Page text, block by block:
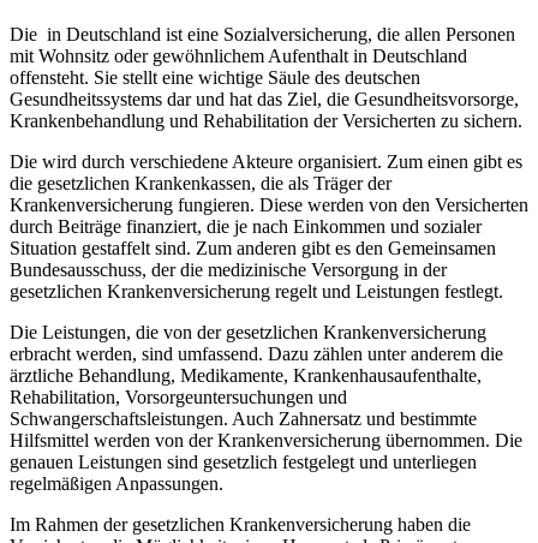
Die ​ in Deutschland‍ ist ‍eine Sozialversicherung, die allen Personen
‍mit Wohnsitz oder gewöhnlichem Aufenthalt in Deutschland
offensteht.⁤ Sie ‍stellt eine ⁣wichtige Säule des‍ deutschen
Gesundheitssystems dar und hat ‍das ⁢Ziel, die Gesundheitsvorsorge,
Krankenbehandlung und Rehabilitation der⁣ Versicherten​ zu sichern.
Die wird durch verschiedene Akteure organisiert. Zum ⁣einen gibt es
die gesetzlichen ⁣Krankenkassen,⁤ die als Träger der
Krankenversicherung‍ fungieren. Diese ⁣werden von den Versicherten
durch ⁣Beiträge finanziert, die je nach Einkommen und sozialer
Situation gestaffelt sind. Zum anderen ⁢gibt ‍es den Gemeinsamen
Bundesausschuss, der ‌die medizinische Versorgung in‌ der
gesetzlichen Krankenversicherung regelt und ⁢Leistungen festlegt.
Die Leistungen, die von der gesetzlichen Krankenversicherung
erbracht werden, sind umfassend. Dazu zählen unter⁤ anderem die
ärztliche⁢ Behandlung, ⁣Medikamente, Krankenhausaufenthalte,
Rehabilitation, ‌Vorsorgeuntersuchungen und
Schwangerschaftsleistungen. Auch Zahnersatz und⁢ bestimmte
Hilfsmittel werden ‍von der Krankenversicherung übernommen. Die
genauen Leistungen sind gesetzlich festgelegt und unterliegen‍
regelmäßigen Anpassungen.
Im Rahmen der gesetzlichen ⁢Krankenversicherung haben die⁣